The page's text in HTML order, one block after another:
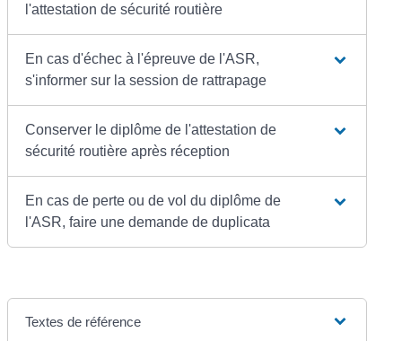
l'attestation de sécurité routière
En cas d'échec à l'épreuve de l'ASR,
s'informer sur la session de rattrapage
Conserver le diplôme de l'attestation de
sécurité routière après réception
En cas de perte ou de vol du diplôme de
l'ASR, faire une demande de duplicata
Textes de référence